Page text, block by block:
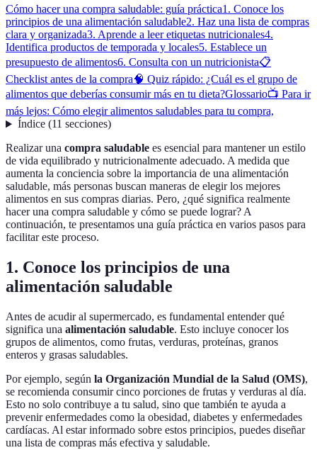
Cómo hacer una compra saludable: guía práctica1. Conoce los
principios de una alimentación saludable2. Haz una lista de compras
clara y organizada3. Aprende a leer etiquetas nutricionales4.
Identifica productos de temporada y locales5. Establece un
presupuesto de alimentos6. Consulta con un nutricionista📋
Checklist antes de la compra🧠 Quiz rápido: ¿Cuál es el grupo de
alimentos que deberías consumir más en tu dieta?Glossario📺 Para ir
más lejos: Cómo elegir alimentos saludables para tu compra,
Índice(11 secciones)
Realizar una compra saludable es esencial para mantener un estilo
de vida equilibrado y nutricionalmente adecuado. A medida que
aumenta la conciencia sobre la importancia de una alimentación
saludable, más personas buscan maneras de elegir los mejores
alimentos en sus compras diarias. Pero, ¿qué significa realmente
hacer una compra saludable y cómo se puede lograr? A
continuación, te presentamos una guía práctica en varios pasos para
facilitar este proceso.
1. Conoce los principios de una
alimentación saludable
Antes de acudir al supermercado, es fundamental entender qué
significa una alimentación saludable. Esto incluye conocer los
grupos de alimentos, como frutas, verduras, proteínas, granos
enteros y grasas saludables.
Por ejemplo, según la Organización Mundial de la Salud (OMS),
se recomienda consumir cinco porciones de frutas y verduras al día.
Esto no solo contribuye a tu salud, sino que también te ayuda a
prevenir enfermedades como la obesidad, diabetes y enfermedades
cardíacas. Al estar informado sobre estos principios, puedes diseñar
una lista de compras más efectiva y saludable.